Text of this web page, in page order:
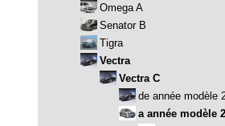
Omega A
Senator B
Tigra
Vectra
Vectra C
de année modèle
a année modèle